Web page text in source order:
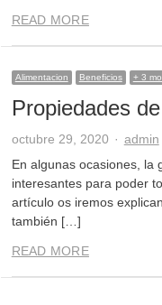
READ MORE
Alimentacion Beneficios + 3
Propiedades
octubre 29, 2020 Author
admin
En algunas ocasiones, la
interesantes para poder
artículo os iremos
también […]
READ MORE